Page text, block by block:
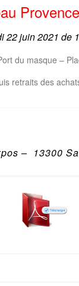
Provence
22 juin 2021 de
du masque –
retraits des
– 13300